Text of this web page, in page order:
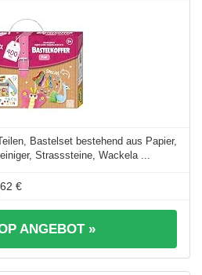
Bastelset bestehend aus Papier,
Strasssteine, Wackela ...
€
ANGEBOT »